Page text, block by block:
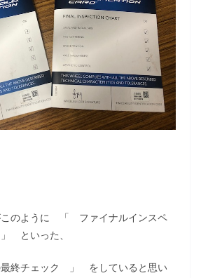
このように 「 ファイナルインスペ
といった、
最終チェック 」 をしていると思い